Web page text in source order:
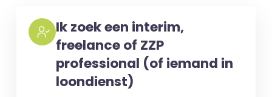
Ik zoek een interim,
freelance of ZZP
professional (of iemand in
loondienst)